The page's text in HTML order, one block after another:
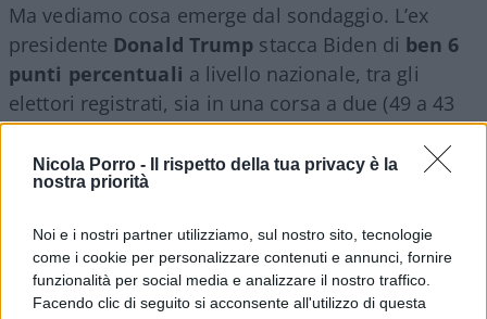
Nicola Porro -
Il rispetto della tua privacy è la
nostra priorità
Noi e i nostri partner utilizziamo, sul nostro sito, tecnologie
come i cookie per personalizzare contenuti e annunci, fornire
funzionalità per social media e analizzare il nostro traffico.
Facendo clic di seguito si acconsente all'utilizzo di questa
Ma vediamo cosa emerge dal sondaggio. L’ex
presidente Donald Trump stacca Biden di ben 6
punti percentuali a livello nazionale, tra gli
elettori registrati, sia in una corsa a due (49 a 43
per cento) sia in una corsa con più candidati (41 a
35 per cento).
Trump sarebbe avanti anche rispetto a possibili
candidati Dem alternativi a Biden: +2 sulla
vicepresidenteKamala Harris, +5 sul governatore
della CaliforniaGavin Newsom, + 5 anche sulla